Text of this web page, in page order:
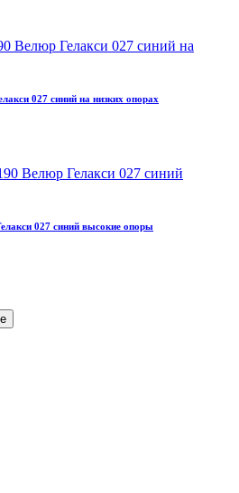
027 синий на низких опорах
027 синий высокие опоры